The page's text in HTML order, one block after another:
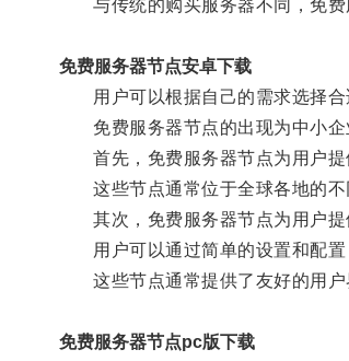
与传统的购买服务器不同，免费
免费服务器节点安卓下载
用户可以根据自己的需求选择合
免费服务器节点的出现为中小企
首先，免费服务器节点为用户提
这些节点通常位于全球各地的不
其次，免费服务器节点为用户提
用户可以通过简单的设置和配置
这些节点通常提供了友好的用户
免费服务器节点pc版下载